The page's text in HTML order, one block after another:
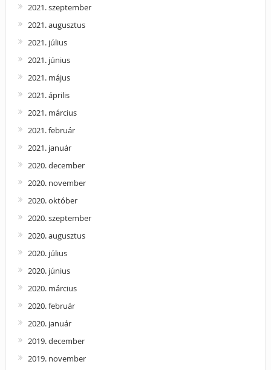
2021. szeptember
2021. augusztus
2021. július
2021. június
2021. május
2021. április
2021. március
2021. február
2021. január
2020. december
2020. november
2020. október
2020. szeptember
2020. augusztus
2020. július
2020. június
2020. március
2020. február
2020. január
2019. december
2019. november